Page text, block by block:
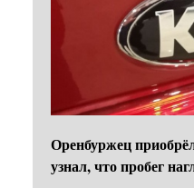
Оренбуржец
узнал, что пробег